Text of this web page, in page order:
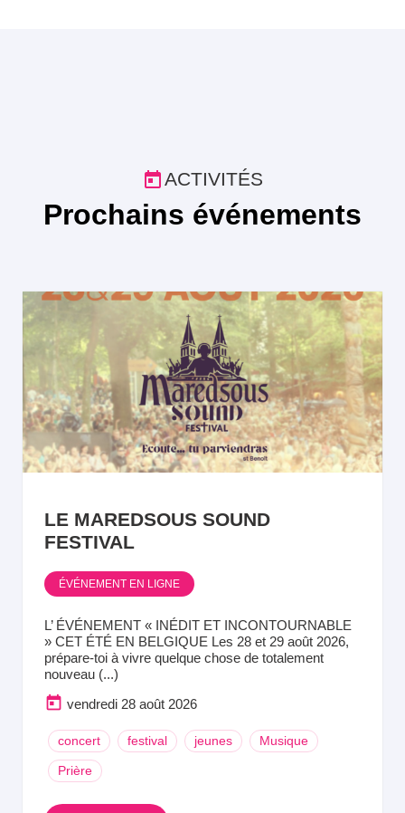
ACTIVITÉS
Prochains événements
LE MAREDSOUS SOUND
FESTIVAL
ÉVÉNEMENT EN LIGNE
L’ ÉVÉNEMENT « INÉDIT ET INCONTOURNABLE
» CET ÉTÉ EN BELGIQUE Les 28 et 29 août 2026,
prépare-toi à vivre quelque chose de totalement
nouveau (...)
vendredi 28 août 2026
concert festival jeunes Musique
Prière